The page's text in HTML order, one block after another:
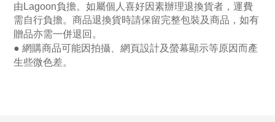
由Lagoon負擔。如屬個人喜好因素辦理退換貨者，運費
需自行負擔。商品退換貨時請保留完整包裝及商品，如有
贈品亦需一併退回。
● 網購商品可能因拍攝、網頁設計及螢幕顯示等原因而產
生些微色差。